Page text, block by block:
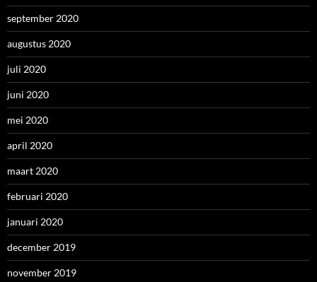
september 2020
augustus 2020
juli 2020
juni 2020
mei 2020
april 2020
maart 2020
februari 2020
januari 2020
december 2019
november 2019